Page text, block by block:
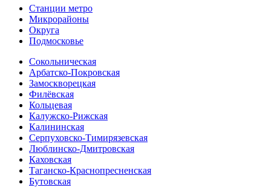
Станции метро
Микрорайоны
Округа
Подмосковье
Сокольническая
Арбатско-Покровская
Замоскворецкая
Филёвская
Кольцевая
Калужско-Рижская
Калининская
Серпуховско-Тимирязевская
Люблинско-Дмитровская
Каховская
Таганско-Краснопресненская
Бутовская